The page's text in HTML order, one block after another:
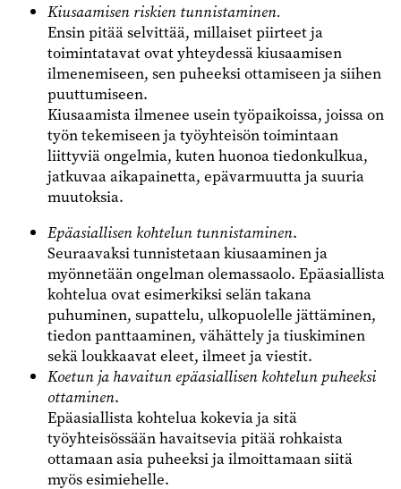
Kiusaamisen riskien tunnistaminen.
Ensin pitää selvittää, millaiset piirteet ja
toimintatavat ovat yhteydessä kiusaamisen
ilmenemiseen, sen puheeksi ottamiseen ja siihen
puuttumiseen.
Kiusaamista ilmenee usein työpaikoissa, joissa on
työn tekemiseen ja työyhteisön toimintaan
liittyviä ongelmia, kuten huonoa tiedonkulkua,
jatkuvaa aikapainetta, epävarmuutta ja suuria
muutoksia.
Epäasiallisen kohtelun tunnistaminen.
Seuraavaksi tunnistetaan kiusaaminen ja
myönnetään ongelman olemassaolo. Epäasiallista
kohtelua ovat esimerkiksi selän takana
puhuminen, supattelu, ulkopuolelle jättäminen,
tiedon panttaaminen, vähättely ja tiuskiminen
sekä loukkaavat eleet, ilmeet ja viestit.
Koetun ja havaitun epäasiallisen kohtelun puheeksi
ottaminen.
Epäasiallista kohtelua kokevia ja sitä
työyhteisössään havaitsevia pitää rohkaista
ottamaan asia puheeksi ja ilmoittamaan siitä
myös esimiehelle.